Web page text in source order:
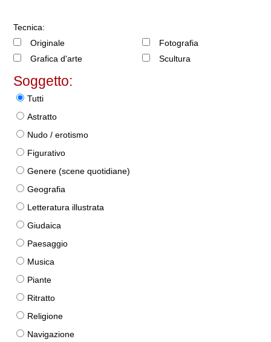
Tecnica:
Originale
Grafica d'arte
Fotografia
Scultura
Soggetto:
Tutti
Astratto
Nudo / erotismo
Figurativo
Genere (scene quotidiane)
Geografia
Letteratura illustrata
Giudaica
Paesaggio
Musica
Piante
Ritratto
Religione
Navigazione